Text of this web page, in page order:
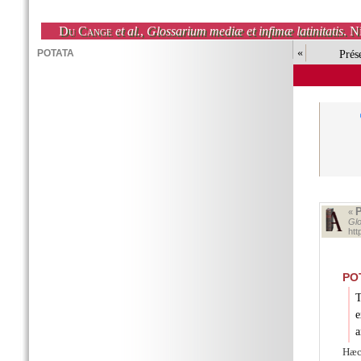
Du Cange et al., Glossarium mediæ et infimæ latinitatis.
«
«